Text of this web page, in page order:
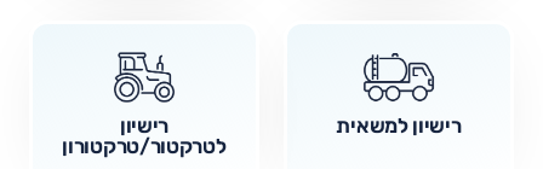
רישיון למשאית
רישיון
לטרקטור/טרקטורון